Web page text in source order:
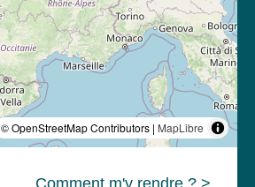
© OpenStreetMap Contributors | MapLibre
Comment m'y rendre ? >